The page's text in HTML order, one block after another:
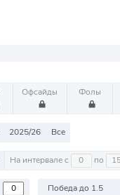
Офсайды Фолы
2025/26 Все
На интервале с по
Победа до 1.5